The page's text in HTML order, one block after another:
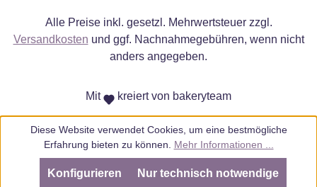
Alle Preise inkl. gesetzl. Mehrwertsteuer zzgl.
Versandkosten und ggf. Nachnahmegebühren, wenn nicht
anders angegeben.
Mit kreiert von bakeryteam
Diese Website verwendet Cookies, um eine bestmögliche
Erfahrung bieten zu können. Mehr Informationen ...
Nur technisch notwendige
Konfigurieren